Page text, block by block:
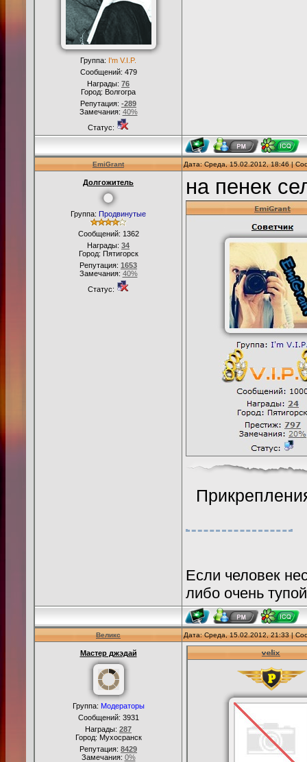
Группа: I'm V.I.P.
Сообщений: 479
Награды: 76
Город: Волгогра
Репутация: -289
Замечания: 40%
Статус:
EmiGrant Дата: Среда, 15.02.2012, 18:46 |
Долгожитель
Группа: Продвинутые
Сообщений: 1362
Награды: 34
Город: Пятигорск
Репутация: 1653
Замечания: 40%
Статус:
на пенек
Если человек
либо очень
Великс Дата: Среда, 15.02.2012, 21:33 |
Мастер джэдай
Группа: Модераторы
Сообщений: 3931
Награды: 287
Город: Мухосранск
Репутация: 8429
Замечания: 0%